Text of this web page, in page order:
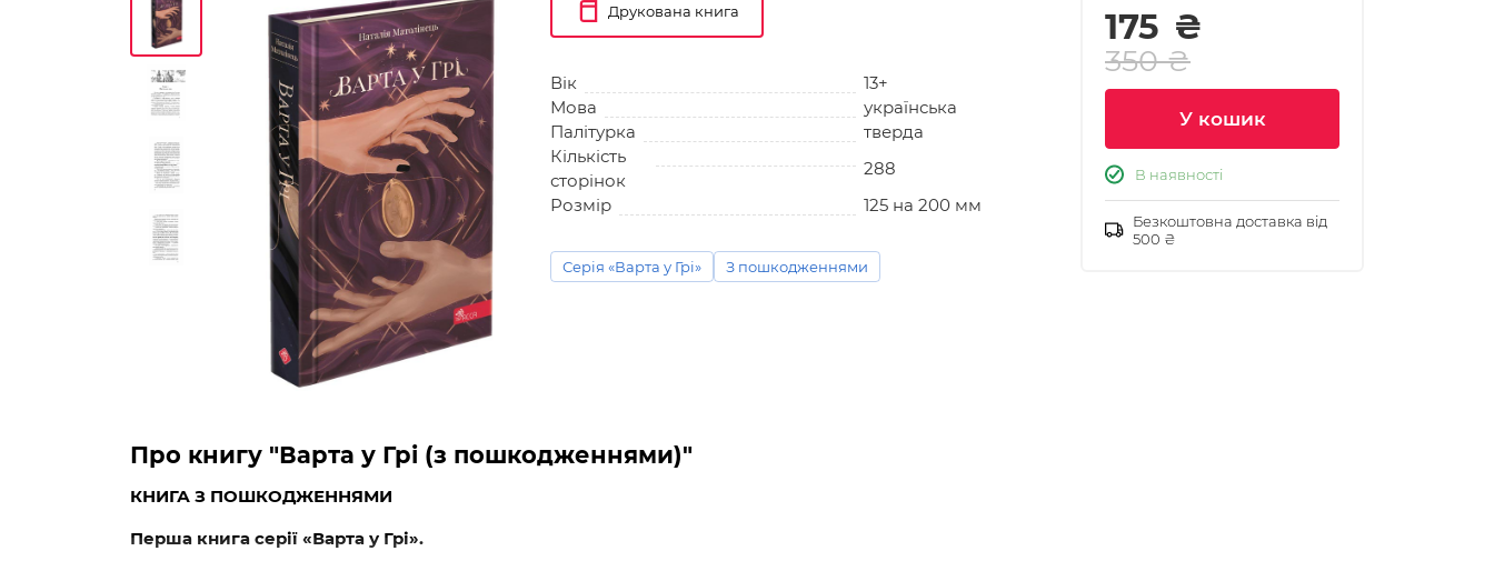
Друкована книга
Вік
13+
Мова
українська
Палітурка
тверда
Кількість
сторінок
288
Розмір
125 на 200 мм
Серія «Варта у Грі» З пошкодженнями
175 ₴
350 ₴
У кошик
В наявності
Безкоштовна доставка від
500 ₴
Про книгу "Варта у Грі (з пошкодженнями)"
КНИГА З ПОШКОДЖЕННЯМИ
Перша книга серії «Варта у Грі».